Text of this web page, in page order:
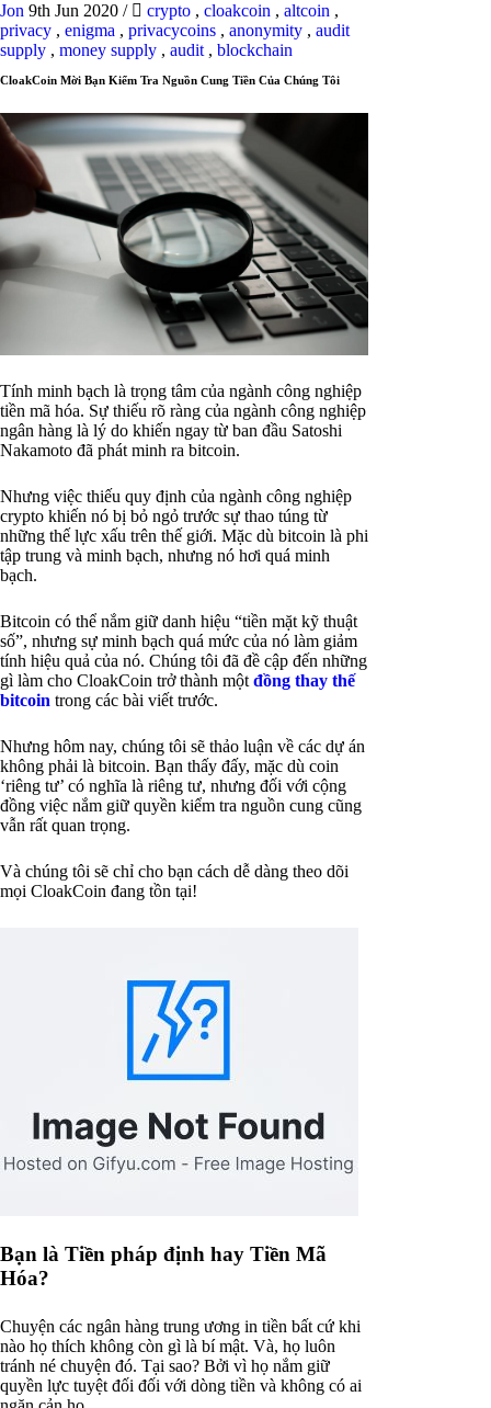
Jon 9th Jun 2020 / crypto , cloakcoin , altcoin ,
privacy , enigma , privacycoins , anonymity , audit
supply , money supply , audit , blockchain
CloakCoin Mời Bạn Kiểm Tra Nguồn Cung Tiền Của Chúng Tôi
Tính minh bạch là trọng tâm của ngành công nghiệp
tiền mã hóa. Sự thiếu rõ ràng của ngành công nghiệp
ngân hàng là lý do khiến ngay từ ban đầu Satoshi
Nakamoto đã phát minh ra bitcoin.
Nhưng việc thiếu quy định của ngành công nghiệp
crypto khiến nó bị bỏ ngỏ trước sự thao túng từ
những thế lực xấu trên thế giới. Mặc dù bitcoin là phi
tập trung và minh bạch, nhưng nó hơi quá minh
bạch.
Bitcoin có thể nắm giữ danh hiệu “tiền mặt kỹ thuật
số”, nhưng sự minh bạch quá mức của nó làm giảm
tính hiệu quả của nó. Chúng tôi đã đề cập đến những
gì làm cho CloakCoin trở thành một đồng thay thế
bitcoin trong các bài viết trước.
Nhưng hôm nay, chúng tôi sẽ thảo luận về các dự án
không phải là bitcoin. Bạn thấy đấy, mặc dù coin
‘riêng tư’ có nghĩa là riêng tư, nhưng đối với cộng
đồng việc nắm giữ quyền kiểm tra nguồn cung cũng
vẫn rất quan trọng.
Và chúng tôi sẽ chỉ cho bạn cách dễ dàng theo dõi
mọi CloakCoin đang tồn tại!
Bạn là Tiền pháp định hay Tiền Mã
Hóa?
Chuyện các ngân hàng trung ương in tiền bất cứ khi
nào họ thích không còn gì là bí mật. Và, họ luôn
tránh né chuyện đó. Tại sao? Bởi vì họ nắm giữ
quyền lực tuyệt đối đối với dòng tiền và không có ai